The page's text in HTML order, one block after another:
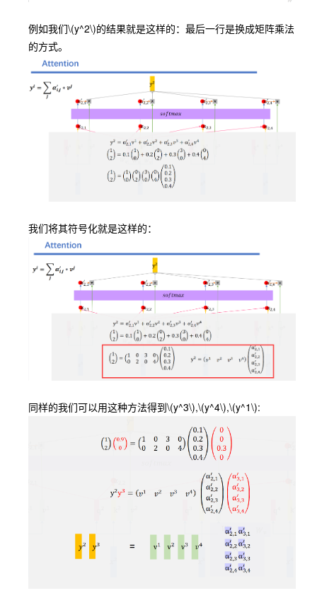
例如我们\(y^2\)的结果就是这样的：最后一行是换成矩阵乘法
的方式。
我们将其符号化就是这样的：
同样的我们可以用这种方法得到\(y^3\),\(y^4\),\(y^1\):